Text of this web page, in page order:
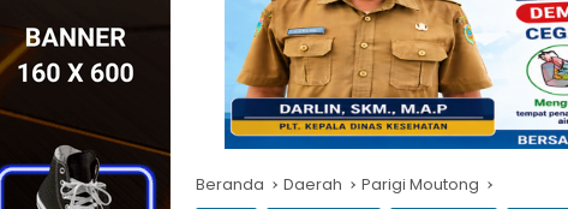
Beranda Daerah Parigi Moutong